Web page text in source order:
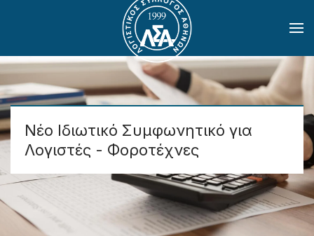
Skip to main content
Νέο Ιδιωτικό Συμφωνητικό για
Λογιστές - Φοροτέχνες